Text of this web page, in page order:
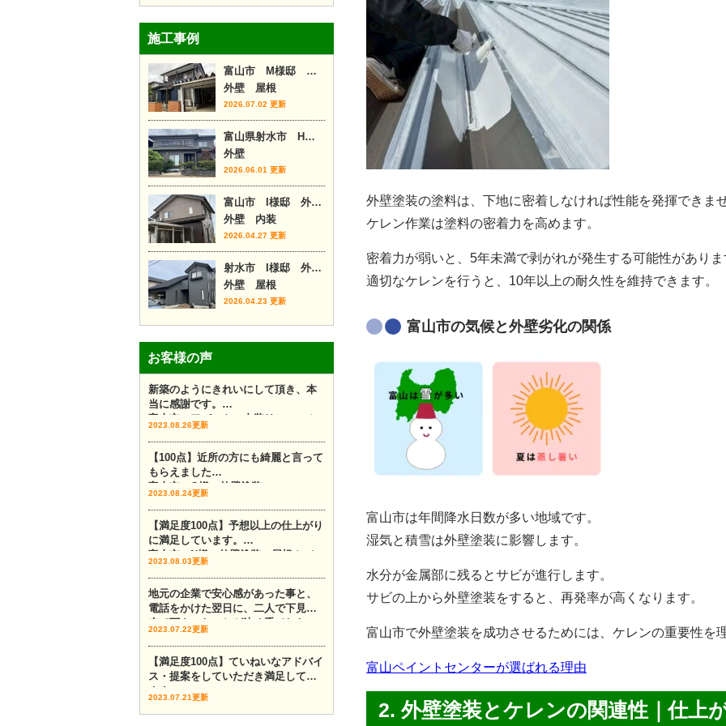
外壁塗装の塗料は、下地に密着しなければ性能を発揮できませ
ケレン作業は塗料の密着力を高めます。
密着力が弱いと、5年未満で剥がれが発生する可能性がありま
適切なケレンを行うと、10年以上の耐久性を維持できます。
富山市の気候と外壁劣化の関係
富山市は年間降水日数が多い地域です。
湿気と積雪は外壁塗装に影響します。
水分が金属部に残るとサビが進行します。
サビの上から外壁塗装をすると、再発率が高くなります。
富山市で外壁塗装を成功させるためには、ケレンの重要性を
富山ペイントセンターが選ばれる理由
2. 外壁塗装とケレンの関連性｜仕上
施工事例
富山市 M様邸 外壁カバー工事
外壁 屋根
2026.07.02 更新
富山県射水市 H様邸
外壁
2026.06.01 更新
富山市 I様邸 外壁塗装・内装リフォーム
外壁 内装
2026.04.27 更新
射水市 I様邸 外壁塗装・屋根カバー
外壁 屋根
2026.04.23 更新
お客様の声
新築のようにきれいにして頂き、本
当に感謝です。
富山市 アパート 内装リフォーム
2023.08.26更新
【100点】近所の方にも綺麗と言って
もらえました
富山市 O様 外壁塗装
2023.08.24更新
【満足度100点】予想以上の仕上がり
に満足しています。
富山市 N様 外壁塗装 屋根カバー
2023.08.03更新
地元の企業で安心感があった事と、
電話をかけた翌日に、二人で下見に
来て下さったことが決め手でした。
富山市 外壁塗装 外壁カバー
2023.07.22更新
【満足度100点】ていねいなアドバイ
ス・提案をしていただき満足してい
ます。
富山市 外壁塗装 Y様
2023.07.21更新